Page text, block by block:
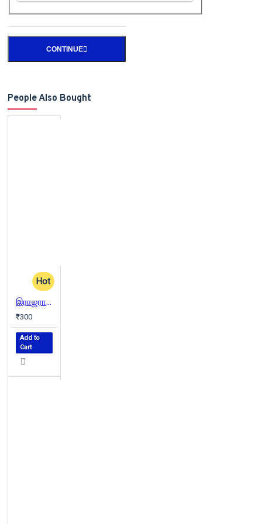
CONTINUE
People Also Bought
Hot
இராஜராஜ சோழன்: இன்றைய பொய்களும் நேற்றைய வரலாறும்
₹300
Add to
Cart